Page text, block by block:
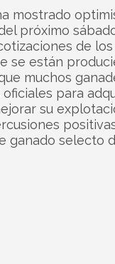
mostrado
próximo
de
se están
muchos
para
su
ganado selecto